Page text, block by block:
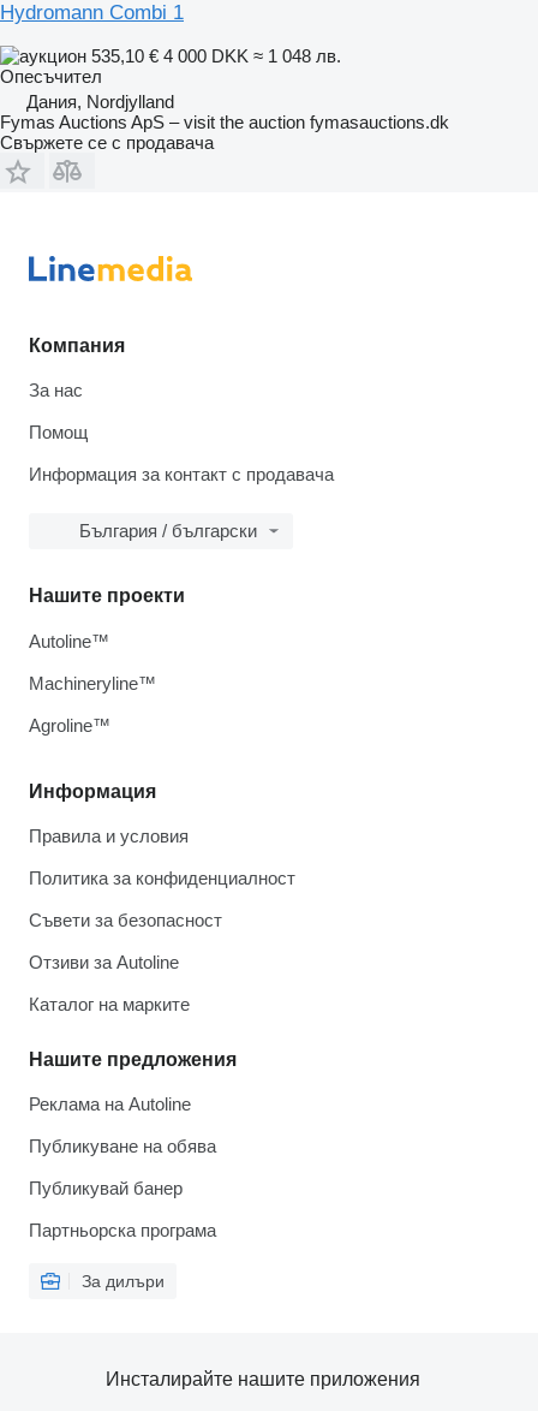
Hydromann Combi 1
535,10 € 4 000 DKK ≈ 1 048 лв.
Опесъчител
Дания, Nordjylland
Fymas Auctions ApS – visit the auction fymasauctions.dk
Свържете се с продавача
Компания
За нас
Помощ
Информация за контакт с продавача
България / български
Информация
Правила и условия
Политика за конфиденциалност
Съвети за безопасност
Отзиви за Autoline
Каталог на марките
Нашите предложения
Реклама на Autoline
Публикуване на обява
Публикувай банер
Партньорска програма
За дилъри
Нашите проекти
Autoline™
Machineryline™
Agroline™
Инсталирайте нашите приложения